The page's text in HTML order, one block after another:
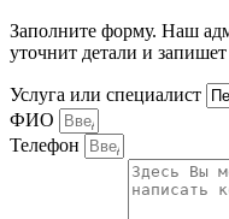
Заполните форму. Наш
уточнит детали и
Услуга или специалист
ФИО
Телефон